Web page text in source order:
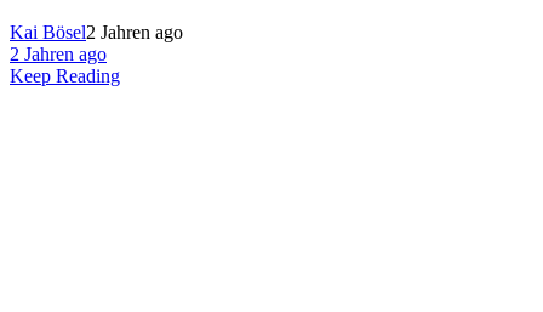
Kai Bösel2 Jahren ago
2 Jahren ago
Keep Reading